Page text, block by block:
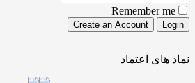
Remember me
نماد های اعتماد